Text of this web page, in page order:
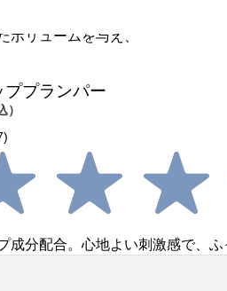
ボリュームを与え、
ププランパー
）
成分配合。心地よい刺激感で、